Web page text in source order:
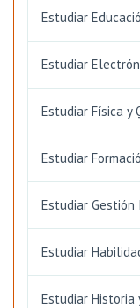
Estudiar
Estudiar
Estudiar Física y
Estudiar
Estudiar Gestión
Estudiar
Estudiar Historia